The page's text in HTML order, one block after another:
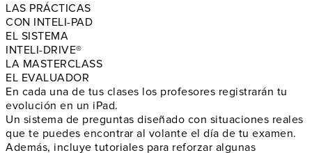
LAS PRÁCTICAS
CON INTELI-PAD
EL SISTEMA
INTELI-DRIVE®
LA MASTERCLASS
EL EVALUADOR
En cada una de tus clases los profesores registrarán tu
evolución en un iPad.
Un sistema de preguntas diseñado con situaciones reales
que te puedes encontrar al volante el día de tu examen.
Además, incluye tutoriales para reforzar algunas